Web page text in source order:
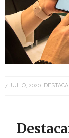
7 JULIO, 2020